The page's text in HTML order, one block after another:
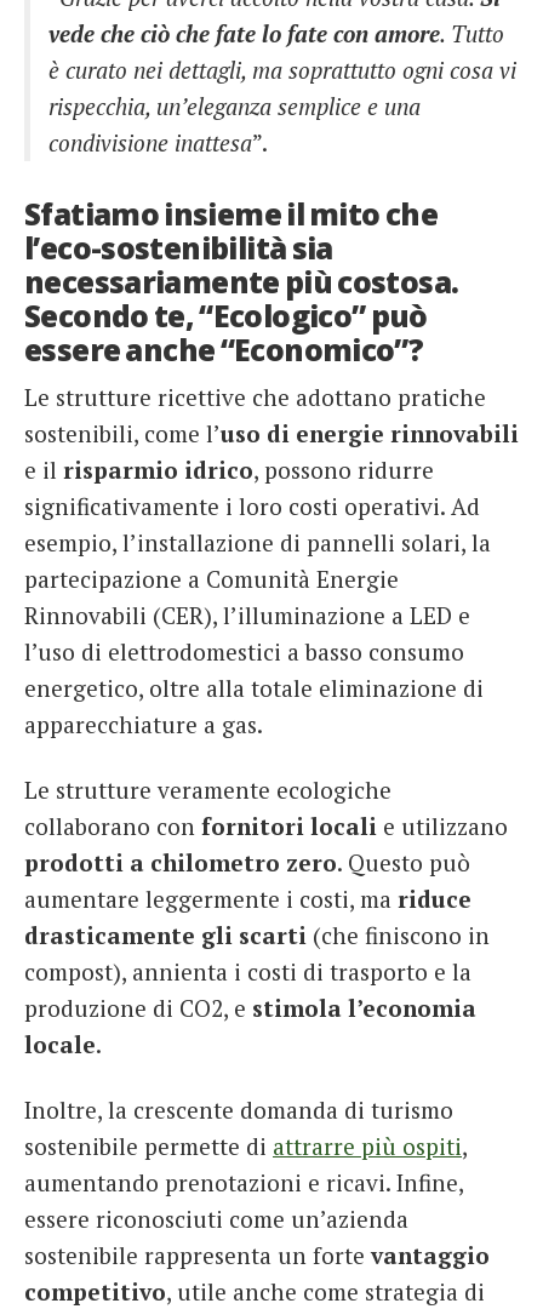
vede che ciò che fate lo fate con amore. Tutto
è curato nei dettagli, ma soprattutto ogni cosa vi
rispecchia, un’eleganza semplice e una
condivisione inattesa”.
Sfatiamo insieme il mito che
l’eco-sostenibilità sia
necessariamente più costosa.
Secondo te, “Ecologico” può
essere anche “Economico”?
Le strutture ricettive che adottano pratiche
sostenibili, come l’uso di energie rinnovabili
e il risparmio idrico, possono ridurre
significativamente i loro costi operativi. Ad
esempio, l’installazione di pannelli solari, la
partecipazione a Comunità Energie
Rinnovabili (CER), l’illuminazione a LED e
l’uso di elettrodomestici a basso consumo
energetico, oltre alla totale eliminazione di
apparecchiature a gas.
Le strutture veramente ecologiche
collaborano con fornitori locali e utilizzano
prodotti a chilometro zero. Questo può
aumentare leggermente i costi, ma riduce
drasticamente gli scarti (che finiscono in
compost), annienta i costi di trasporto e la
produzione di CO2, e stimola l’economia
locale.
Inoltre, la crescente domanda di turismo
sostenibile permette di attrarre più ospiti,
aumentando prenotazioni e ricavi. Infine,
essere riconosciuti come un’azienda
sostenibile rappresenta un fortevantaggio
competitivo, utile anche come strategia di